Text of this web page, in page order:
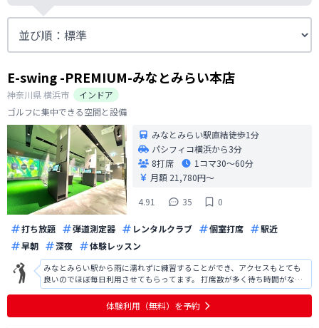
E-swing -PREMIUM-みなとみらい本店
神奈川県横浜市
インドア
ゴルフに集中できる空間と設備
みなとみらい駅直結徒歩1分
パシフィコ横浜から3分
8打席
1コマ30〜60分
月額 21,780円〜
4.91
35 0
打ち放題 弾道測定器 レンタルクラブ 個室打席
駅近
早朝
深夜 体験レッスン
みなとみらい駅から雨に濡れずに練習することができ、アクセスもとても
良いのでほぼ毎日利用させてもらってます。 打席数が多く待ち時間がなく
気軽にふらっと利用できるのもとても良いです！
体験利用（無料）を予約